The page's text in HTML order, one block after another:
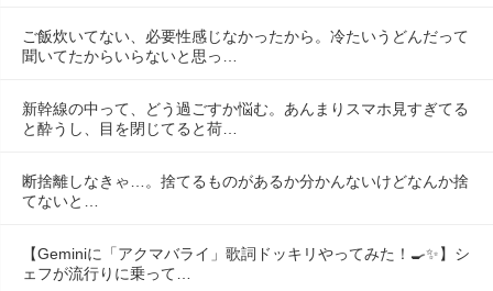
ご飯炊いてない、必要性感じなかったから。冷たいうどんだって
聞いてたからいらないと思っ…
新幹線の中って、どう過ごすか悩む。あんまりスマホ見すぎてる
と酔うし、目を閉じてると荷…
断捨離しなきゃ…。捨てるものがあるか分かんないけどなんか捨
てないと…
【Geminiに「アクマバライ」歌詞ドッキリやってみた！🍳✨】シ
ェフが流行りに乗って…